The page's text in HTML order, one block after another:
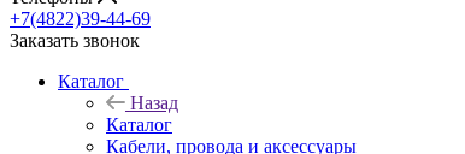
+7(4822)39-44-69
Заказать звонок
Каталог
Назад
Каталог
Кабели, провода и аксессуары